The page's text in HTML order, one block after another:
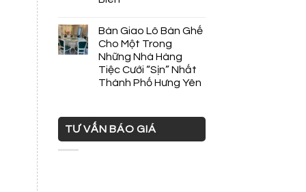
Bàn Giao Lô Bàn Ghế
Cho Một Trong
Những Nhà Hàng
Tiệc Cưới “Sịn” Nhất
Thành Phố Hưng Yên
TƯ VẤN BÁO GIÁ